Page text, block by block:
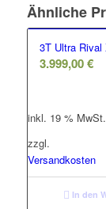
Ähnliche
3T Ultra
3.999,00€
inkl. 19 % MwSt.
zzgl.
Versandkosten
In den